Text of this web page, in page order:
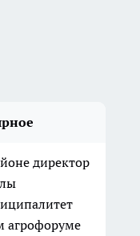
директор
агрофоруме